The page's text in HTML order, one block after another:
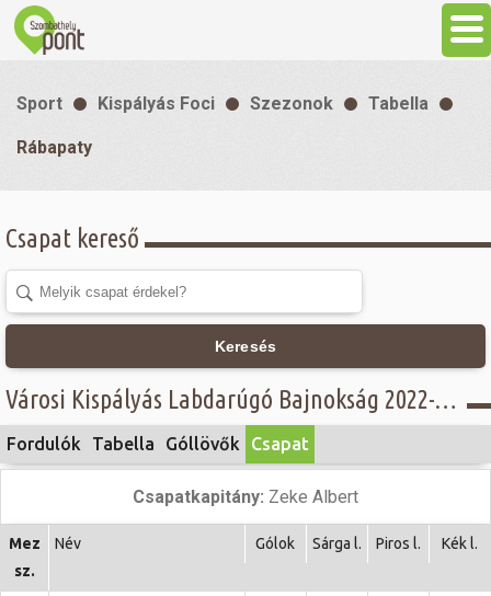
Programok
Gasztronómia
Sport
Szabadidő
Hasznos
Sport Kispályás Foci Szezonok Tabella
Rábapaty
Csapat kereső
Keresés
Városi Kispályás Labdarúgó Bajnokság 2022-23 - Női osztály - Rábapaty
Fordulók Tabella Góllövők Csapat
Csapatkapitány: Zeke Albert
Mez
sz.
Név Gólok Sárga l. Piros l. Kék l.